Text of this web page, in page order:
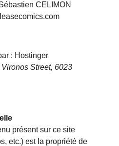
CELIMON
: Hostinger
Street, 6023
présent sur ce site
etc.) est la propriété de